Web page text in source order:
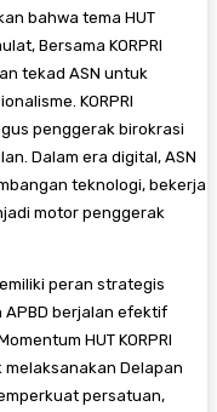
bahwa tema HUT
Bersama KORPRI
tekad ASN untuk
KORPRI
penggerak birokrasi
Dalam era digital, ASN
teknologi, bekerja
motor penggerak
peran strategis
APBD berjalan efektif
HUT KORPRI
Delapan
persatuan,